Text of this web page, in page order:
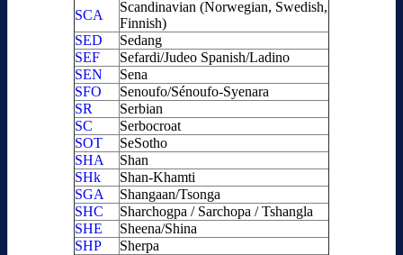
SCA
Scandinavian (Norwegian, Swedish,
Finnish)
SED
Sedang
SEF
Sefardi/Judeo Spanish/Ladino
SEN
Sena
SFO
Senoufo/Sénoufo-Syenara
SR
Serbian
SC
Serbocroat
SOT
SeSotho
SHA
Shan
SHk
Shan-Khamti
SGA
Shangaan/Tsonga
SHC
Sharchogpa / Sarchopa / Tshangla
SHE
Sheena/Shina
SHP
Sherpa